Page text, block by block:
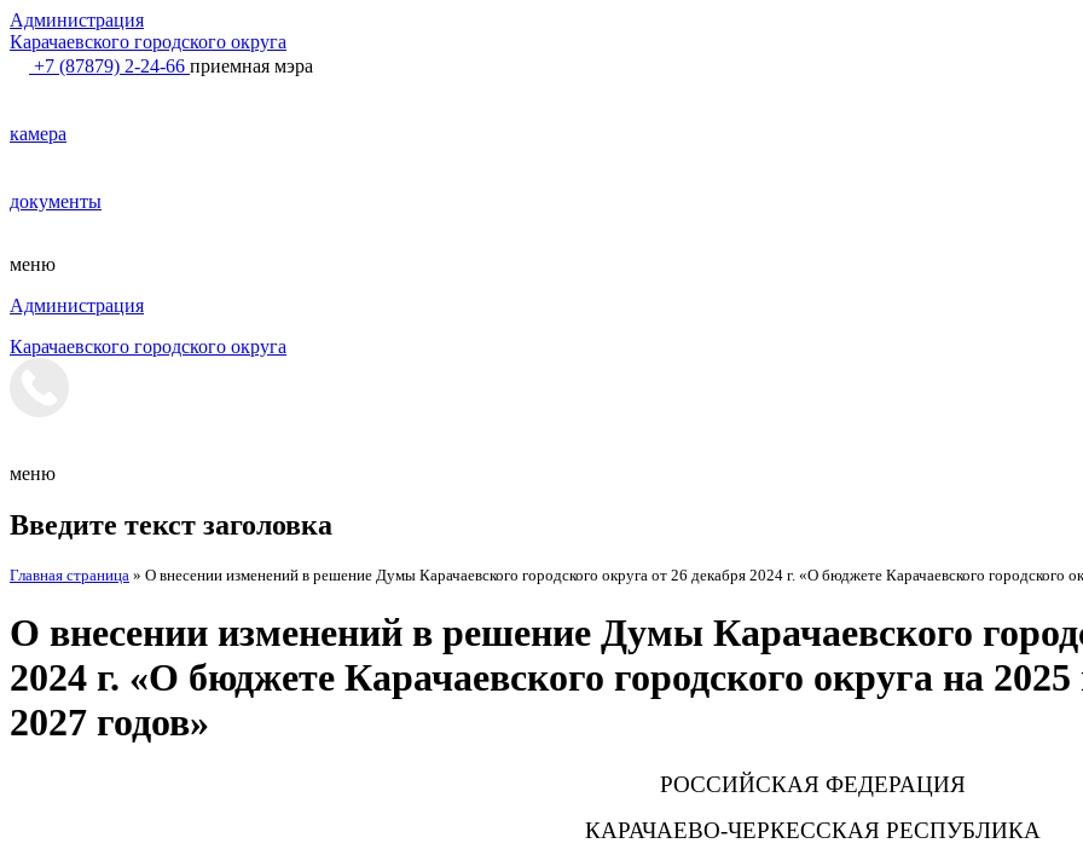
Администрация
Карачаевского городского округа
+7 (87879) 2-24-66 приемная мэра
камера
документы
меню
Администрация
Карачаевского городского округа
меню
Введите текст заголовка
Главная страница » О внесении изменений в решение Думы Карачаевского городского округа от 26 декабря 2024 г. «О бюджете Карачаевского
О внесении изменений в решение Думы Карачаевского
2024 г. «О бюджете Карачаевского городского округа на
2027 годов»
РОССИЙСКАЯ ФЕДЕРАЦИЯ
КАРАЧАЕВО-ЧЕРКЕССКАЯ РЕСПУБЛИКА